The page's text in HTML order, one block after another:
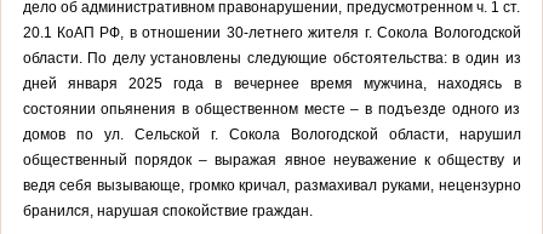
дело об административном правонарушении, предусмотренном ч. 1 ст.
20.1 КоАП РФ, в отношении 30-летнего жителя г. Сокола Вологодской
области. По делу установлены следующие обстоятельства: в один из
дней января 2025 года в вечернее время мужчина, находясь в
состоянии опьянения в общественном месте – в подъезде одного из
домов по ул. Сельской г. Сокола Вологодской области, нарушил
общественный порядок – выражая явное неуважение к обществу и
ведя себя вызывающе, громко кричал, размахивал руками, нецензурно
бранился, нарушая спокойствие граждан.